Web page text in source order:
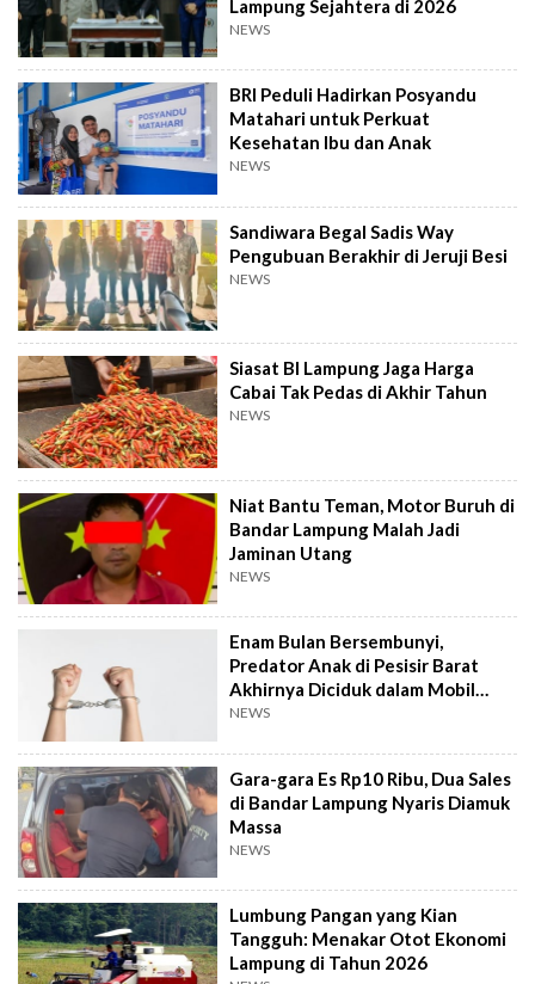
Lampung Sejahtera di 2026
NEWS
BRI Peduli Hadirkan Posyandu
Matahari untuk Perkuat
Kesehatan Ibu dan Anak
NEWS
Sandiwara Begal Sadis Way
Pengubuan Berakhir di Jeruji Besi
NEWS
Siasat BI Lampung Jaga Harga
Cabai Tak Pedas di Akhir Tahun
NEWS
Niat Bantu Teman, Motor Buruh di
Bandar Lampung Malah Jadi
Jaminan Utang
NEWS
Enam Bulan Bersembunyi,
Predator Anak di Pesisir Barat
Akhirnya Diciduk dalam Mobil
Travel
NEWS
Gara-gara Es Rp10 Ribu, Dua Sales
di Bandar Lampung Nyaris Diamuk
Massa
NEWS
Lumbung Pangan yang Kian
Tangguh: Menakar Otot Ekonomi
Lampung di Tahun 2026